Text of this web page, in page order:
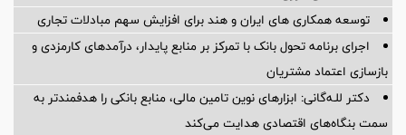
توسعه همکاری های ایران و هند برای افزایش سهم مبادلات تجاری
اجرای برنامه تحول بانک با تمرکز بر منابع پایدار، درآمدهای کارمزدی و
بازسازی اعتماد مشتریان
دکتر للـه‌گانی: ابزارهای نوین تامین مالی، منابع بانکی را هدفمندتر به
سمت بنگاه‌های اقتصادی هدایت می‌کند